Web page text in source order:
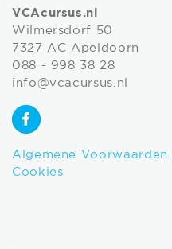
VCAcursus.nl
Wilmersdorf 50
7327 AC Apeldoorn
088 - 998 38 28
info@vcacursus.nl
Algemene Voorwaarden
Cookies